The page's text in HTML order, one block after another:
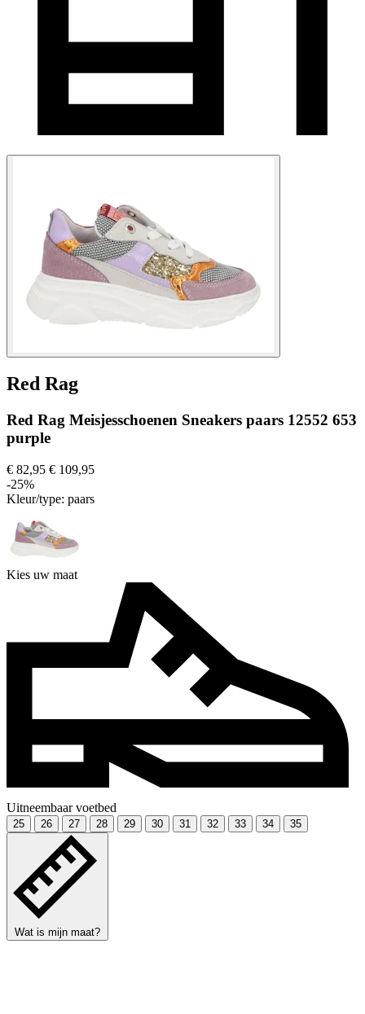
Red Rag
Red Rag Meisjesschoenen Sneakers paars 12552 653
purple
€ 82,95 € 109,95
-25%
Kleur/type: paars
Kies uw maat
Uitneembaar voetbed
25 26 27 28 29 30 31 32 33 34 35
Wat is mijn maat?